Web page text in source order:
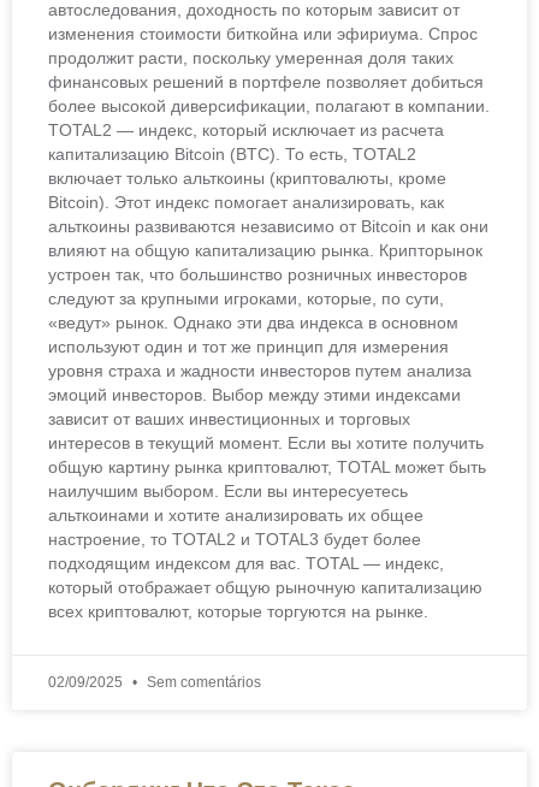
автоследования, доходность по которым зависит от
изменения стоимости биткойна или эфириума. Спрос
продолжит расти, поскольку умеренная доля таких
финансовых решений в портфеле позволяет добиться
более высокой диверсификации, полагают в компании.
TOTAL2 — индекс, который исключает из расчета
капитализацию Bitcoin (BTC). То есть, TOTAL2
включает только альткоины (криптовалюты, кроме
Bitcoin). Этот индекс помогает анализировать, как
альткоины развиваются независимо от Bitcoin и как они
влияют на общую капитализацию рынка. Крипторынок
устроен так, что большинство розничных инвесторов
следуют за крупными игроками, которые, по сути,
«ведут» рынок. Однако эти два индекса в основном
используют один и тот же принцип для измерения
уровня страха и жадности инвесторов путем анализа
эмоций инвесторов. Выбор между этими индексами
зависит от ваших инвестиционных и торговых
интересов в текущий момент. Если вы хотите получить
общую картину рынка криптовалют, TOTAL может быть
наилучшим выбором. Если вы интересуетесь
альткоинами и хотите анализировать их общее
настроение, то TOTAL2 и TOTAL3 будет более
подходящим индексом для вас. TOTAL — индекс,
который отображает общую рыночную капитализацию
всех криптовалют, которые торгуются на рынке.
02/09/2025 Sem comentários